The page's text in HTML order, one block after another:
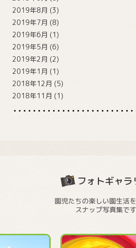
2019年8月 (3)
2019年7月 (8)
2019年6月 (1)
2019年5月 (6)
2019年2月 (2)
2019年1月 (1)
2018年12月 (5)
2018年11月 (1)
フォトギャラ
園児たちの楽しい園生活
スナップ写真集です